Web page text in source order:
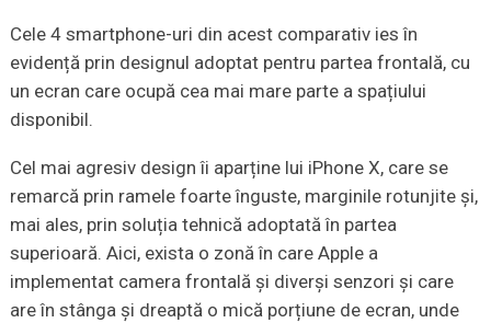
Cele 4 smartphone-uri din acest comparativ ies în
evidență prin designul adoptat pentru partea frontală, cu
un ecran care ocupă cea mai mare parte a spațiului
disponibil.
Cel mai agresiv design îi aparține lui iPhone X, care se
remarcă prin ramele foarte înguste, marginile rotunjite și,
mai ales, prin soluția tehnică adoptată în partea
superioară. Aici, exista o zonă în care Apple a
implementat camera frontală și diverși senzori și care
are în stânga și dreaptă o mică porțiune de ecran, unde